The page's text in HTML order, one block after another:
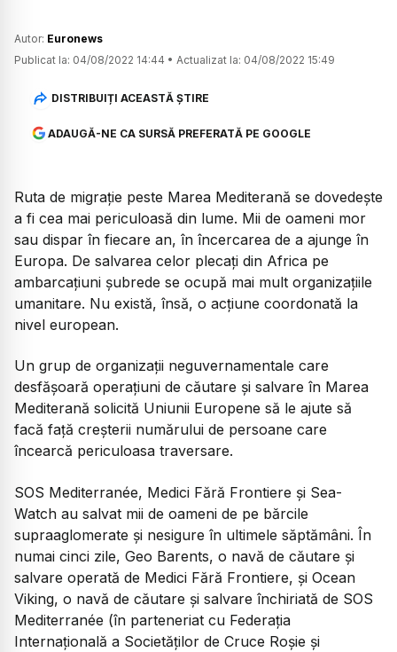
Autor: Euronews
Publicat la: 04/08/2022 14:44 • Actualizat la: 04/08/2022 15:49
DISTRIBUIȚI ACEASTĂ ȘTIRE
ADAUGĂ-NE CA SURSĂ PREFERATĂ PE GOOGLE
Ruta de migrație peste Marea Mediterană se dovedește
a fi cea mai periculoasă din lume. Mii de oameni mor
sau dispar în fiecare an, în încercarea de a ajunge în
Europa. De salvarea celor plecați din Africa pe
ambarcațiuni șubrede se ocupă mai mult organizațiile
umanitare. Nu există, însă, o acțiune coordonată la
nivel european.
Un grup de organizații neguvernamentale care
desfășoară operațiuni de căutare și salvare în Marea
Mediterană solicită Uniunii Europene să le ajute să
facă față creșterii numărului de persoane care
încearcă periculoasa traversare.
SOS Mediterranée, Medici Fără Frontiere și Sea-
Watch au salvat mii de oameni de pe bărcile
supraaglomerate și nesigure în ultimele săptămâni. În
numai cinci zile, Geo Barents, o navă de căutare și
salvare operată de Medici Fără Frontiere, și Ocean
Viking, o navă de căutare și salvare închiriată de SOS
Mediterranée (în parteneriat cu Federația
Internațională a Societăților de Cruce Roșie și